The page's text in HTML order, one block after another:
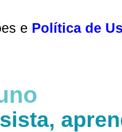
e Política de